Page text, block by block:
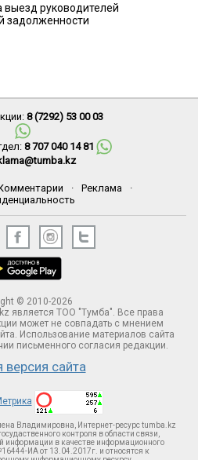
выезд руководителей
задолженности
8 (7292) 53 00 03
8 707 040 14 81
· Реклама
·
© 2010-2026
является ТОО "Тумба". Все права
может не совпадать с мнением
Использование материалов сайта
письменного согласия редакции.
версия сайта
Владимировна, Интернет-ресурс tumba.kz
контроля в области связи,
информации в качестве информационного
ИА от 13.04.2017г. и относятся к